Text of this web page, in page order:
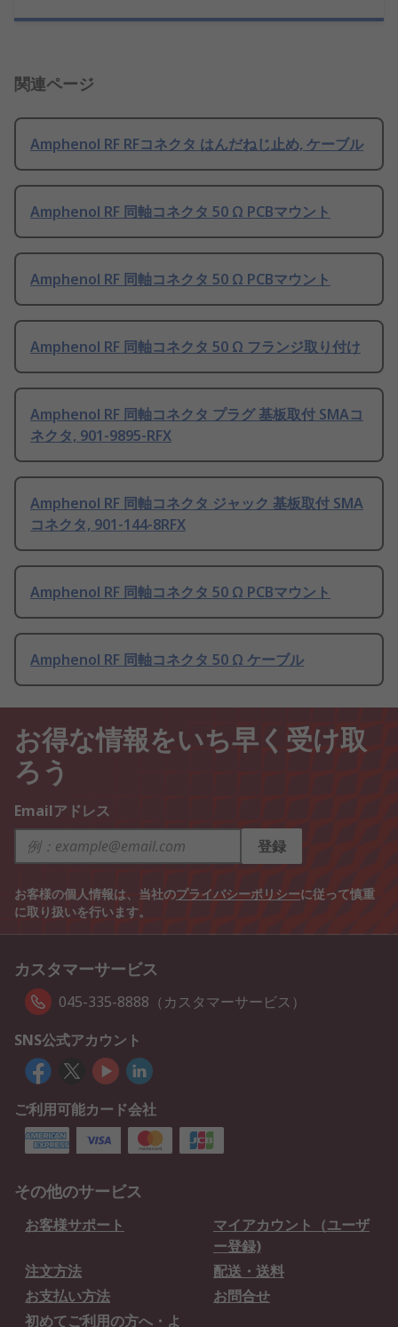
関連ページ
Amphenol RF RFコネクタ はんだねじ止め, ケーブル
Amphenol RF 同軸コネクタ 50 Ω PCBマウント
Amphenol RF 同軸コネクタ 50 Ω PCBマウント
Amphenol RF 同軸コネクタ 50 Ω フランジ取り付け
Amphenol RF 同軸コネクタ プラグ 基板取付 SMAコ
ネクタ, 901-9895-RFX
Amphenol RF 同軸コネクタ ジャック 基板取付 SMA
コネクタ, 901-144-8RFX
Amphenol RF 同軸コネクタ 50 Ω PCBマウント
Amphenol RF 同軸コネクタ 50 Ω ケーブル
お得な情報をいち早く受け取
ろう
Emailアドレス
登録
お客様の個人情報は、当社のプライバシーポリシーに従って慎重
に取り扱いを行います。
カスタマーサービス
045-335-8888（カスタマーサービス）
SNS公式アカウント
ご利用可能カード会社
その他のサービス
お客様サポート
マイアカウント（ユーザ
ー登録)
注文方法
配送・送料
お支払い方法
お問合せ
初めてご利用の方へ・よ